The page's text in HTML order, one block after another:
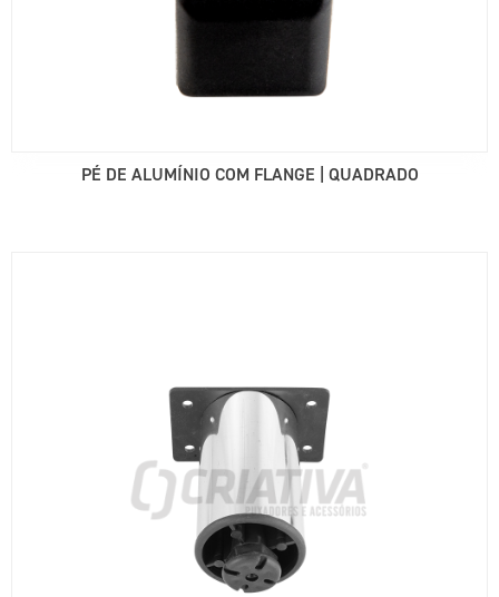
PÉ DE ALUMÍNIO COM FLANGE | QUADRADO